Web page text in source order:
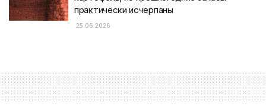
практически исчерпаны
25.06.2026